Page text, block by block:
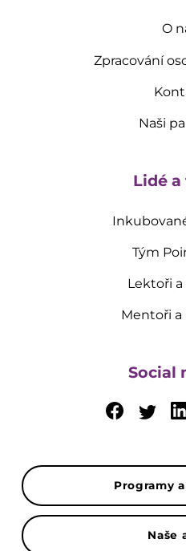
O
Zpracování
Naši
Lidé
Tým
Lektoři
Mentoři
Social
Programy
Naše